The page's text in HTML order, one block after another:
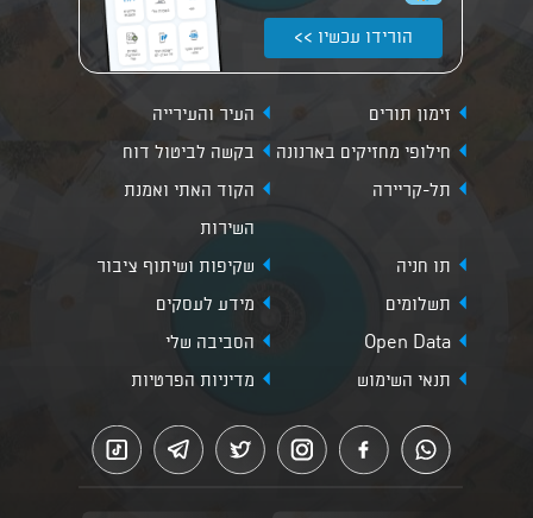
הורידו עכשיו >>
זימון תורים
העיר והעירייה
חילופי מחזיקים בארנונה
בקשה לביטול דוח
תל-קריירה
הקוד האתי ואמנת
השירות
תו חניה
שקיפות ושיתוף ציבור
תשלומים
מידע לעסקים
Open Data
הסביבה שלי
תנאי השימוש
מדיניות הפרטיות